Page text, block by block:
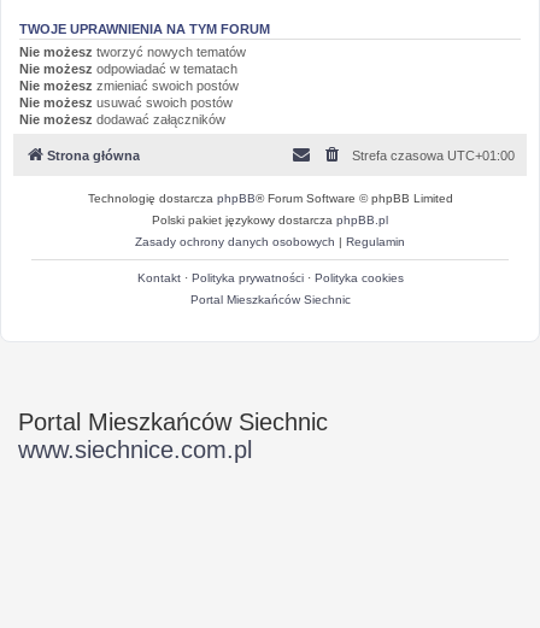
TWOJE UPRAWNIENIA NA TYM FORUM
Nie możesz tworzyć nowych tematów
Nie możesz odpowiadać w tematach
Nie możesz zmieniać swoich postów
Nie możesz usuwać swoich postów
Nie możesz dodawać załączników
Strona główna Strefa czasowa UTC+01:00
Technologię dostarcza phpBB® Forum Software © phpBB Limited
Polski pakiet językowy dostarcza phpBB.pl
Zasady ochrony danych osobowych
Regulamin
Kontakt· Polityka prywatności· Polityka cookies
Portal Mieszkańców Siechnic
Portal Mieszkańców Siechnic
www.siechnice.com.pl